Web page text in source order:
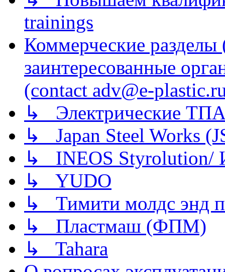
trainings
Коммерческие
заинтересованные
(contact adv@e-
↳ Электрические
↳ Japan Steel Works
↳ INEOS
↳ YUDO
↳ Тимити молдс энд
↳ Пластмаш (ФПМ)
↳ Tahara